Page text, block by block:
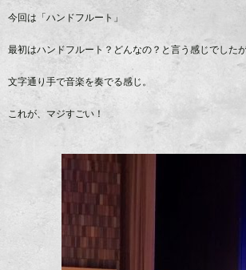
今回は「ハンドフルート」
最初はハンドフルート？どんなの？と言う感じでしたが
文字通り手で音楽を奏でる感じ。
これが、マジすごい！